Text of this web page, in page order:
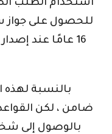
استخدام الطلب
للحصول على
16 عامًا عند
بالنسبة لهذه
ضامن ، لكن
بالوصول إلى